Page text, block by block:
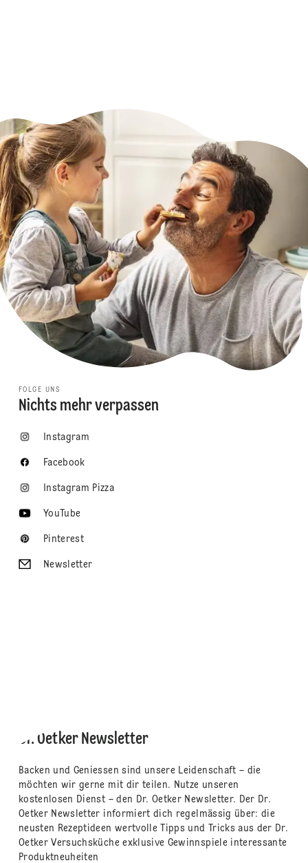
FOLGE UNS
Nichts mehr verpassen
Instagram
Facebook
Instagram Pizza
YouTube
Pinterest
Newsletter
Dr. Oetker Newsletter
Backen und Geniessen sind unsere Leidenschaft – die
möchten wir gerne mit dir teilen. Nutze unseren
kostenlosen Dienst – den Dr. Oetker Newsletter. Der Dr.
Oetker Newsletter informiert dich regelmässig über: die
neusten Rezeptideen wertvolle Tipps und Tricks aus der Dr.
Oetker Versuchsküche exklusive Gewinnspiele interessante
Produktneuheiten